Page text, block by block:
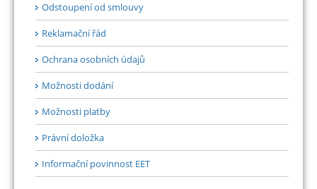
Odstoupení od smlouvy
Reklamační řád
Ochrana osobních údajů
Možnosti dodání
Možnosti platby
Právní doložka
Informační povinnost EET